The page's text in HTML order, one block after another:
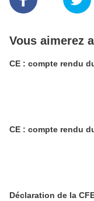
Vous aimerez
CE : compte rendu
CE : compte rendu
Déclaration de la